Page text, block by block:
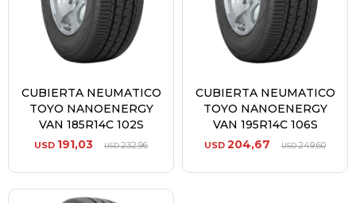
CUBIERTA NEUMATICO
TOYO NANOENERGY
VAN 185R14C 102S
USD 191,03 USD232,96
CUBIERTA NEUMATICO
TOYO NANOENERGY
VAN 195R14C 106S
USD 204,67 USD249,60